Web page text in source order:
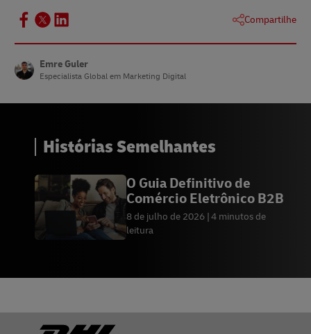
Compartilhe
Emre Guler
Especialista Global em Marketing Digital
Histórias Semelhantes
O Guia Definitivo de
Comércio Eletrônico B2B
8 de julho de 2026 4 minutos de
leitura
Rodapé